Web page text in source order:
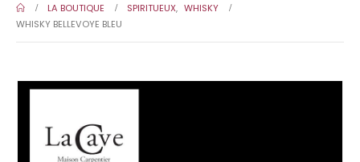
LA BOUTIQUE SPIRITUEUX, WHISKY
WHISKY BELLEVOYE BLEU